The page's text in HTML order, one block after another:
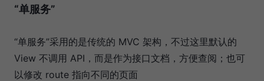
“单服务”
“单服务”采用的是传统的 MVC 架构，不过这里默认的
View 不调用 API，而是作为接口文档，方便查阅；也可
以修改 route 指向不同的页面